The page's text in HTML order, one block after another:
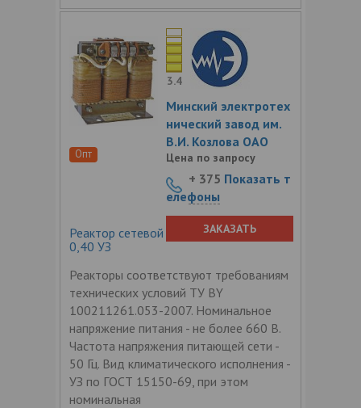
Опт
Реактор сетевой трехфазный РТСС-48-
0,40 УЗ
Реакторы соответствуют требованиям
технических условий ТУ BY
100211261.053-2007. Номинальное
напряжение питания - не более 660 В.
Частота напряжения питающей сети -
50 Гц. Вид климатического исполнения -
УЗ по ГОСТ 15150-69, при этом
номинальная
3.4
Минский электротех
нический завод им.
В.И. Козлова ОАО
Цена по запросу
+ 375 Показать т
елефоны
ЗАКАЗАТЬ